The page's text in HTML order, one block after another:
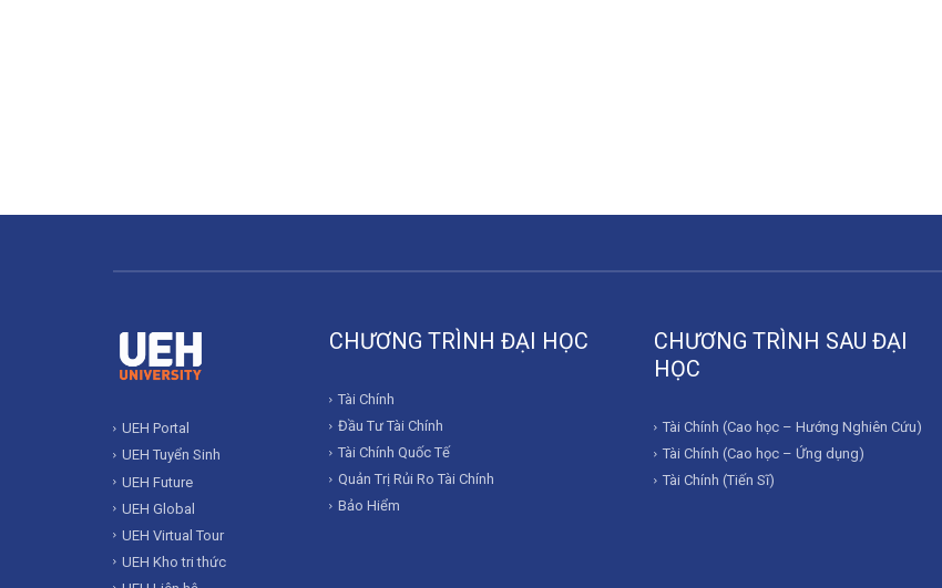
UEH Portal
UEH Tuyển Sinh
UEH Future
UEH Global
UEH Virtual Tour
UEH Kho tri thức
CHƯƠNG TRÌNH ĐẠI HỌC
Tài Chính
Đầu Tư Tài Chính
Tài Chính Quốc Tế
Quản Trị Rủi Ro Tài Chính
Bảo Hiểm
CHƯƠNG TRÌNH SAU ĐẠI
HỌC
Tài Chính (Cao học – Hướng Nghiên Cứu)
Tài Chính (Cao học – Ứng dụng)
Tài Chính (Tiến Sĩ)